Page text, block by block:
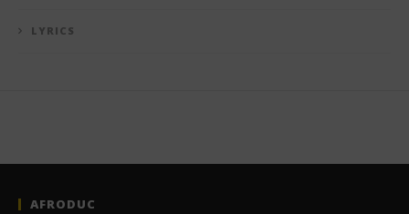
LYRICS
AFRODUC